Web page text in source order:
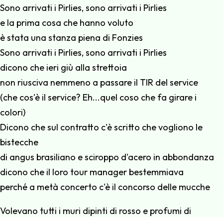
Sono arrivati i Pirlies, sono arrivati i Pirlies
e la prima cosa che hanno voluto
è stata una stanza piena di Fonzies
Sono arrivati i Pirlies, sono arrivati i Pirlies
dicono che ieri giù alla strettoia
non riusciva nemmeno a passare il TIR del service
(che cos'è il service? Eh...quel coso che fa girare i
colori)
Dicono che sul contratto c'è scritto che vogliono le
bistecche
di angus brasiliano e sciroppo d'acero in abbondanza
dicono che il loro tour manager bestemmiava
perché a metà concerto c'è il concorso delle mucche
Volevano tutti i muri dipinti di rosso e profumi di